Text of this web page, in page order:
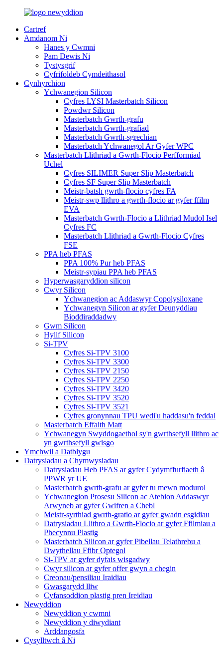
Cartref
Amdanom Ni
Hanes y Cwmni
Pam Dewis Ni
Tystysgrif
Cyfrifoldeb Cymdeithasol
Cynhyrchion
Ychwanegion Silicon
Cyfres LYSI Masterbatch Silicon
Powdwr Silicon
Masterbatch Gwrth-grafu
Masterbatch Gwrth-grafiad
Masterbatch Gwrth-sgrechian
Masterbatch Ychwanegol Ar Gyfer WPC
Masterbatch Llithriad a Gwrth-Flocio Perfformiad
Uchel
Cyfres SILIMER Super Slip Masterbatch
Cyfres SF Super Slip Masterbatch
Meistr-batsh gwrth-flocio cyfres FA
Meistr-swp llithro a gwrth-flocio ar gyfer ffilm
EVA
Masterbatch Gwrth-Flocio a Llithriad Mudol Isel
Cyfres FC
Masterbatch Llithriad a Gwrth-Flocio Cyfres
FSE
PPA heb PFAS
PPA 100% Pur heb PFAS
Meistr-sypiau PPA heb PFAS
Hyperwasgaryddion silicon
Cwyr Silicon
Ychwanegion ac Addaswyr Copolysiloxane
Ychwanegyn Silicon ar gyfer Deunyddiau
Bioddiraddadwy
Gwm Silicon
Hylif Silicon
Si-TPV
Cyfres Si-TPV 3100
Cyfres Si-TPV 3300
Cyfres Si-TPV 2150
Cyfres Si-TPV 2250
Cyfres Si-TPV 3420
Cyfres Si-TPV 3520
Cyfres Si-TPV 3521
Cyfres gronynnau TPU wedi'u haddasu'n feddal
Masterbatch Effaith Matt
Ychwanegyn Swyddogaethol sy'n gwrthsefyll llithro ac
yn gwrthsefyll gwisgo
Ymchwil a Datblygu
Datrysiadau a Chymwysiadau
Datrysiadau Heb PFAS ar gyfer Cydymffurfiaeth â
PPWR yr UE
Masterbatch gwrth-grafu ar gyfer tu mewn modurol
Ychwanegion Prosesu Silicon ac Atebion Addaswyr
Arwyneb ar gyfer Gwifren a Chebl
Meistr-syrthiad gwrth-gratio ar gyfer gwadn esgidiau
Datrysiadau Llithro a Gwrth-Flocio ar gyfer Ffilmiau a
Phecynnu Plastig
Masterbatch Silicon ar gyfer Pibellau Telathrebu a
Dwythellau Ffibr Optegol
Si-TPV ar gyfer dyfais wisgadwy
Cwyr silicon ar gyfer offer gwyn a chegin
Creonau/pensiliau Iraidiau
Gwasgarydd lliw
Cyfansoddion plastig pren Ireidiau
Newyddion
Newyddion y cwmni
Newyddion y diwydiant
Arddangosfa
Cysylltwch â Ni